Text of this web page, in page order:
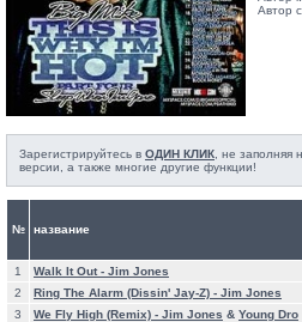
Автор
Зарегистрируйтесь в ОДИН КЛИК , не
версии, а также многие другие функции!
№ название
1 Walk It Out - Jim Jones
2
Ring The Alarm (Dissin' Jay-Z) - Jim Jones
3
We Fly High (Remix) - Jim Jones & Young Dro